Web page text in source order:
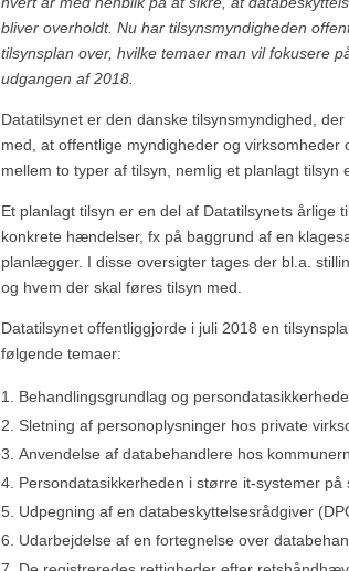
bliver overholdt. Nu har tilsynsmyndigheden
tilsynsplan over, hvilke temaer man vil fokusere
udgangen af 2018.
Datatilsynet er den danske tilsynsmyndighed,
med, at offentlige myndigheder og
mellem to typer af tilsyn, nemlig et planlagt tilsyn
Et planlagt tilsyn er en del af Datatilsynets
konkrete hændelser, fx på baggrund af en
planlægger. I disse oversigter tages der bl.a.
og hvem der skal føres tilsyn med.
Datatilsynet offentliggjorde i juli 2018 en
følgende temaer:
Behandlingsgrundlag og
Sletning af personoplysninger hos private
Anvendelse af databehandlere hos
Persondatasikkerheden i større it-systemer på
Udpegning af en databeskyttelsesrådgiver
Udarbejdelse af en fortegnelse over